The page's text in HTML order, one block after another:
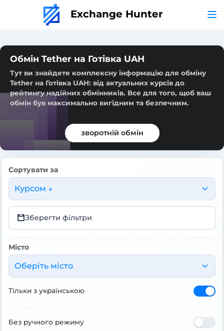
Exchange Hunter
Обмін Tether на Готівка UAH
Тут ви знайдете комплексну інформацію для обміну
Tether на Готівка UAH: від актуальних курсів до
рейтингу надійних обмінників. Все для того, щоб ваш
обмін був максимально вигідним та безпечним.
зворотній обмін
Сортувати за
Курсом ↓
Зберегти фільтри
Місто
Оберіть місто
Тільки з українською
Без ручного режиму